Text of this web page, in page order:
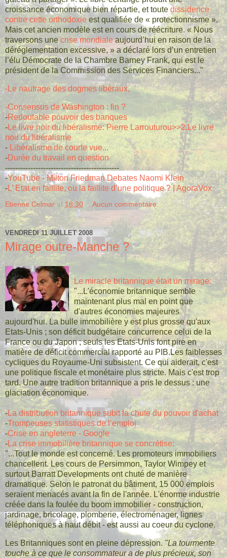
croissance économique bien répartie, et toutedissidence
contre cette orthodoxie est qualifiée de « protectionnisme ».
Mais cet ancien modèle est en cours de réécriture. « Nous
traversons unecrise mondialeaujourd’hui en raison de la
déréglementation excessive, » a déclaré lors d’un entretien
l’élu Démocrate de la Chambre Barney Frank, qui est le
président de la Commission des Services Financiers..."
-Le naufrage des dogmes libéraux,
-Consensus de Washington : fin ?
-Redoutable pouvoir des banques
-Le livre noir du libéralisme: Pierre Larrouturou>>2.Le livre
noir du libéralisme
- Libéralisme de courte vue...
-Durée du travail en question
---------------------------------------------
-YouTube - Milton Friedman Debates Naomi Klein
-L’ Etat en faillite, ou la faillite d’une politique ? | AgoraVox
Etienne Celmar at 18:30 Aucun commentaire:
VENDREDI 11 JUILLET 2008
Mirage outre-Manche ?
Le miracle britannique était un mirage:
"...L'économie britannique semble
maintenant plus mal en point que
d'autres économies majeures
aujourd'hui. La bulle immobilière y est plus grosse qu'aux
Etats-Unis ; son déficit budgétaire concurrence celui de la
France ou du Japon ; seuls les Etats-Unis font pire en
matière de déficit commercial rapporté au PIB.Les faiblesses
cycliques du Royaume-Uni subsistent. Ce qui aiderait, c'est
une politique fiscale et monétaire plus stricte. Mais c'est trop
tard. Une autre tradition britannique a pris le dessus : une
glaciation économique.
-La distribution britannique subit la chute du pouvoir d'achat
-Trompeuses statistiques de l’emploi
-Crise en angleterre - Google
-La crise immobilière britannique se concrétise:
"...Tout le monde est concerné. Les promoteurs immobiliers
chancellent. Les cours de Persimmon, Taylor Wimpey et
surtout Barratt Developments ont chuté de manière
dramatique. Selon le patronat du bâtiment, 15 000 emplois
seraient menacés avant la fin de l'année. L'énorme industrie
créée dans la foulée du boom immobilier - construction,
jardinage, bricolage, plomberie, électroménager, lignes
téléphoniques à haut débit - est aussi au coeur du cyclone.
Les Britanniques sont en pleine dépression. "La tourmente
touche à ce que le consommateur a de plus précieux, son